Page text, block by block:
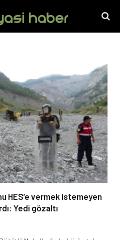
HES’e vermek istemeyen
Yedi gözaltı